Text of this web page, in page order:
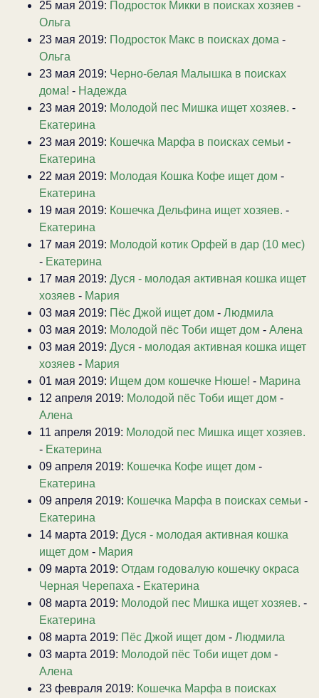
25 мая 2019: Подросток Микки в поисках хозяев -
Ольга
23 мая 2019: Подросток Макс в поисках дома -
Ольга
23 мая 2019: Черно-белая Малышка в поисках
дома! - Надежда
23 мая 2019: Молодой пес Мишка ищет хозяев. -
Екатерина
23 мая 2019: Кошечка Марфа в поисках семьи -
Екатерина
22 мая 2019: Молодая Кошка Кофе ищет дом -
Екатерина
19 мая 2019: Кошечка Дельфина ищет хозяев. -
Екатерина
17 мая 2019: Молодой котик Орфей в дар (10 мес)
- Екатерина
17 мая 2019: Дуся - молодая активная кошка ищет
хозяев - Мария
03 мая 2019: Пёс Джой ищет дом - Людмила
03 мая 2019: Молодой пёс Тоби ищет дом - Алена
03 мая 2019: Дуся - молодая активная кошка ищет
хозяев - Мария
01 мая 2019: Ищем дом кошечке Нюше! - Марина
12 апреля 2019: Молодой пёс Тоби ищет дом -
Алена
11 апреля 2019: Молодой пес Мишка ищет хозяев.
- Екатерина
09 апреля 2019: Кошечка Кофе ищет дом -
Екатерина
09 апреля 2019: Кошечка Марфа в поисках семьи -
Екатерина
14 марта 2019: Дуся - молодая активная кошка
ищет дом - Мария
09 марта 2019: Отдам годовалую кошечку окраса
Черная Черепаха - Екатерина
08 марта 2019: Молодой пес Мишка ищет хозяев. -
Екатерина
08 марта 2019: Пёс Джой ищет дом - Людмила
03 марта 2019: Молодой пёс Тоби ищет дом -
Алена
23 февраля 2019: Кошечка Марфа в поисках